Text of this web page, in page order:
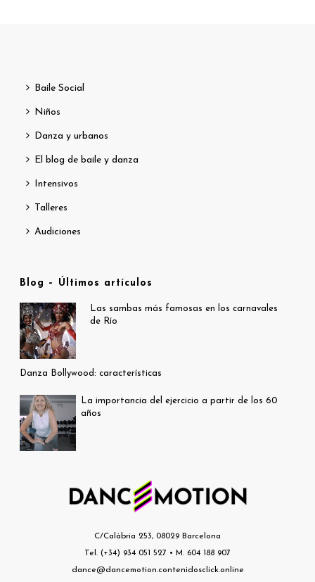
Baile Social
Niños
Danza y urbanos
El blog de baile y danza
Intensivos
Talleres
Audiciones
Blog – Últimos artículos
Las sambas más famosas en los carnavales
de Río
Danza Bollywood: características
La importancia del ejercicio a partir de los 60
años
C/Calàbria 253, 08029 Barcelona
Tel. (+34) 934 051 527 • M. 604 188 907
dance@dancemotion.contenidosclick.online